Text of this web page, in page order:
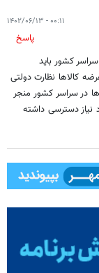
۰۰:۱۱ - ۱۴۰۲/۰۶/۱۳
پاسخ
کشور باید
کالاها نظارت دولتی
در سراسر کشور منجر
نیاز دسترسی داشته